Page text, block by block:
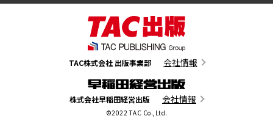
TAC株式会社 出版事業部 会社情報
株式会社早稲田経営出版 会社情報
©2022 TAC Co.,Ltd.